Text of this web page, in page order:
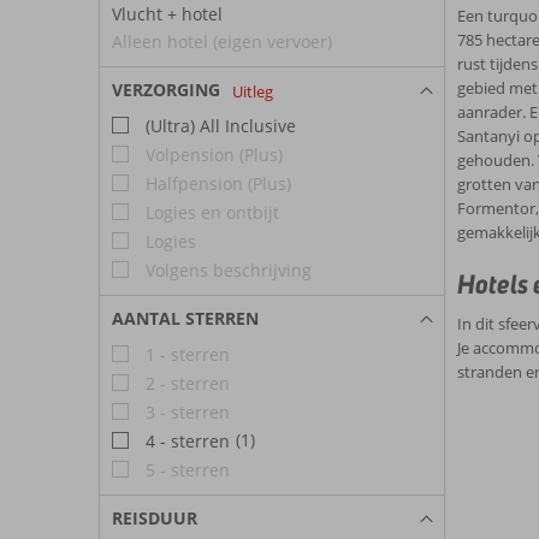
Vlucht + hotel
Alleen hotel (eigen vervoer)
VERZORGING Uitleg
(Ultra) All Inclusive
Volpension (Plus)
Halfpension (Plus)
Logies en ontbijt
Logies
Volgens beschrijving
AANTAL STERREN
1 - sterren
2 - sterren
3 - sterren
4 - sterren (1)
5 - sterren
REISDUUR
Een
785
rust
gebied
aanrader.
Santanyi
grotten
Hotels
In dit
Je
stranden